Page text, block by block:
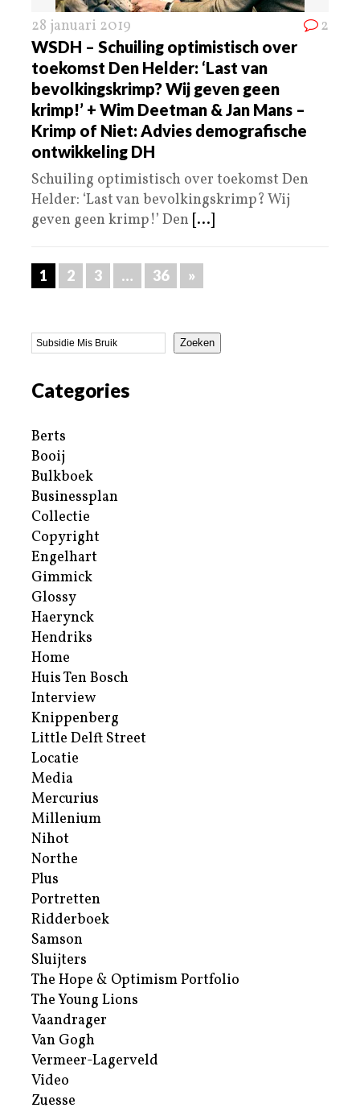
28 januari 2019 2
WSDH – Schuiling optimistisch over
toekomst Den Helder: ‘Last van
bevolkingskrimp? Wij geven geen
krimp!’ + Wim Deetman & Jan Mans –
Krimp of Niet: Advies demografische
ontwikkeling DH
Schuiling optimistisch over toekomst Den
Helder: ‘Last van bevolkingskrimp? Wij
geven geen krimp!’ Den [...]
1 2 3 … 36 »
Zoeken
Categories
Berts
Booij
Bulkboek
Businessplan
Collectie
Copyright
Engelhart
Gimmick
Glossy
Haerynck
Hendriks
Home
Huis Ten Bosch
Interview
Knippenberg
Little Delft Street
Locatie
Media
Mercurius
Millenium
Nihot
Northe
Plus
Portretten
Ridderboek
Samson
Sluijters
The Hope & Optimism Portfolio
The Young Lions
Vaandrager
Van Gogh
Vermeer-Lagerveld
Video
Zuesse